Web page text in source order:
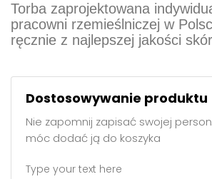
Torba zaprojektowana
pracowni rzemieślniczej w
ręcznie z najlepszej jakości
Dostosowywanie produktu
Nie zapomnij zapisać swojej
móc dodać ją do koszyka
Type your text here